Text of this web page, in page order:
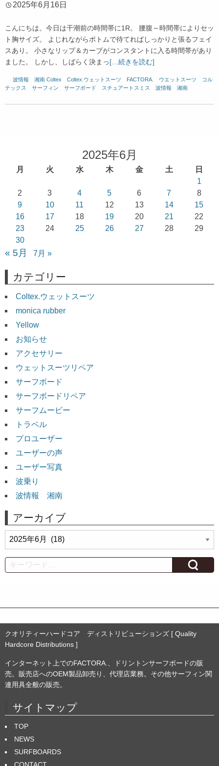
2025年6月16日
こんにちは。今日は干潮前の時間帯に1R。 腰腹～時間帯によりセッ
ト胸サイズ。 よじれながらボトムで待てればしっかりと張るフェイ
スあり。 小さなリップ＆カーブがコンスタントに入る時間帯があり
ました。 しかし、しばらく決まっ[…続きを読む]
波情報 湘南 Coltex Coltex.ウェットスーツ FACTORA. ウエットスーツ
コル
テックス
サーフィン サーフボード スチュアートスミス 波情報 湘南
2025年6月
月 火 水 木 金 土
日
1
2
3 4 5 6 7
8
9
10 11 12 13 14
15
16
17 18 19 20 21
22
23
24 25 26 27 28
29
30
« 5月 7月 »
カテゴリー
Coltex.ウェットスーツ
monica rubber
Yellow
お知らせ
アクセサリー
ウェットスーツリペア
サーフボード
サーフボードリペア
サーフムービー
トラベル
プロユーザー
ユーザーの声
ユーザー写真
波乗り
波情報 湘南
アーカイブ
ア
ー
カ
イ
Search
クオリティーハードコア ディストリビューションズ [ Quality
Hardcore Distributions ]
インターネット上でのFACTORA.、ドリントンサーフボードの販
売。販売店へのOEM製品卸売り、代理店業務。その他サーフィン関
連用具全般の販売。
サイトマップ
TOP
NEWS
SURFBOARDS